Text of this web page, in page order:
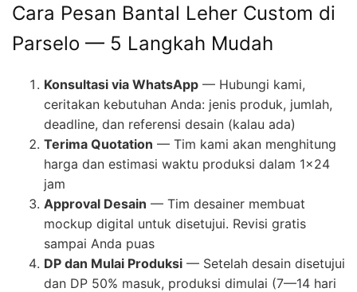
Cara Pesan Bantal Leher Custom di
Parselo — 5 Langkah Mudah
Konsultasi via WhatsApp — Hubungi kami,
ceritakan kebutuhan Anda: jenis produk, jumlah,
deadline, dan referensi desain (kalau ada)
Terima Quotation — Tim kami akan menghitung
harga dan estimasi waktu produksi dalam 1×24
jam
Approval Desain — Tim desainer membuat
mockup digital untuk disetujui. Revisi gratis
sampai Anda puas
DP dan Mulai Produksi — Setelah desain disetujui
dan DP 50% masuk, produksi dimulai (7—14 hari